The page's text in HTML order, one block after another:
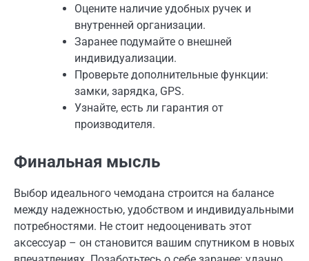
Оцените наличие удобных ручек и
внутренней организации.
Заранее подумайте о внешней
индивидуализации.
Проверьте дополнительные функции:
замки, зарядка, GPS.
Узнайте, есть ли гарантия от
производителя.
Финальная мысль
Выбор идеального чемодана строится на балансе
между надежностью, удобством и индивидуальными
потребностями. Не стоит недооценивать этот
аксессуар – он становится вашим спутником в новых